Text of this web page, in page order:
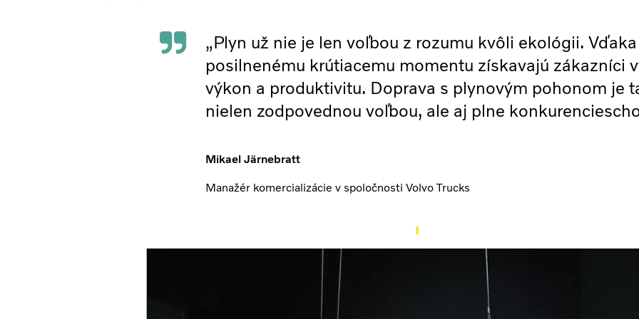
„Plyn už nie je len voľbou z rozumu kvôli ekológii. Vďaka
posilnenému krútiacemu momentu získavajú zákazníci
výkon a produktivitu. Doprava s plynovým pohonom je
nielen zodpovednou voľbou, ale aj plne
Mikael Järnebratt
Manažér komercializácie v spoločnosti Volvo Trucks